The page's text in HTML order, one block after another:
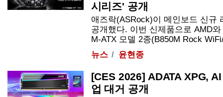
시리즈' 공개
애즈락(ASRock)이 메인보드 신규
공개했다. 이번 신제품으로 AMD
M-ATX 모델 2종(B850M Rock
뉴스
윤현종
[CES 2026] ADATA XPG,
업 대거 공개